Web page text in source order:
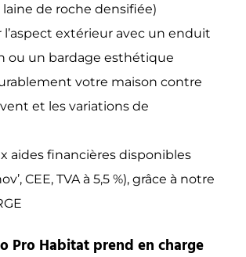
de roche densifiée)
l’aspect extérieur avec un enduit
ou un bardage esthétique
votre maison contre
et les variations de
aides financières disponibles
CEE, TVA à 5,5 %), grâce à notre
Pro Habitat prend en charge